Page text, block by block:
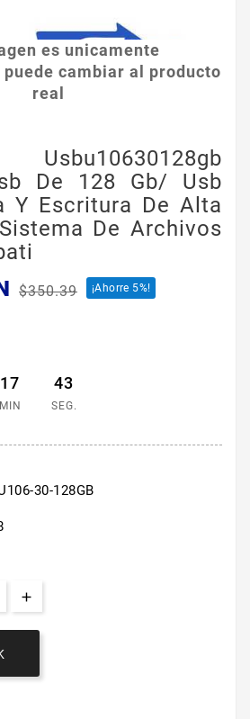
es unicamente
cambiar al producto
real
De 128 Gb/ Usb
Y Escritura De Alta
De Archivos
$350.39 ¡Ahorre 5%!
17
MIN
43
SEG.
30-128GB